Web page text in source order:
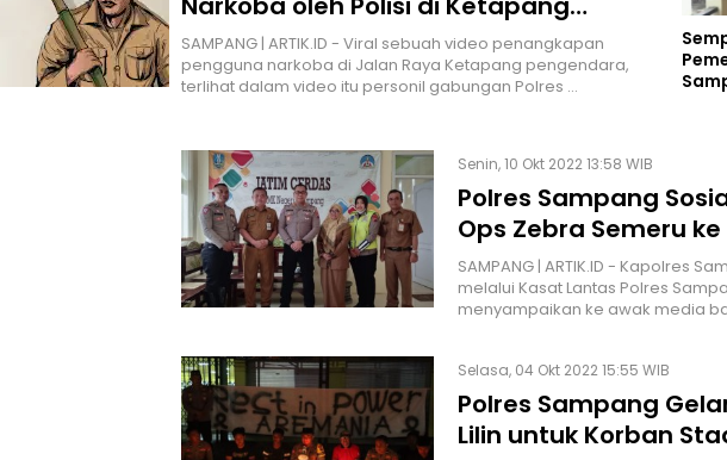
Sampang
SAMPANG | ARTIK.ID - Viral sebuah video penangkapan
pengguna narkoba di Jalan Raya Ketapang pengendara,
terlihat dalam video itu personil gabungan Polres …
Senin, 10 Okt 2022 13:58 WIB
Polres Sampang
Ops Zebra Semeru ke
SAMPANG | ARTIK.ID - Kapolres
melalui Kasat Lantas Polres
menyampaikan ke awak media
Selasa, 04 Okt 2022 15:55 WIB
Polres Sampang
Lilin untuk Korban